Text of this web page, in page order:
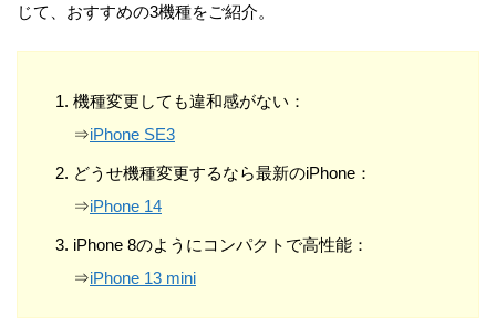
じて、おすすめの3機種をご紹介。
機種変更しても違和感がない：
⇒iPhone SE3
どうせ機種変更するなら最新のiPhone：
⇒iPhone 14
iPhone 8のようにコンパクトで高性能：
⇒iPhone 13 mini